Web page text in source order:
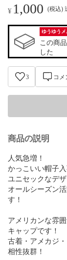
¥ 1,000 (税込)
ゆうゆう
この商
した
3 コメ
商品の説明
人気急増！
かっこいい帽子
ユニセックなデ
オールシーズン
す！
アメリカンな雰
キャップです！
古着・アメカジ
相性抜群！